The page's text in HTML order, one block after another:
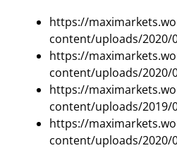
https://
content/uploads/2020/
https://
content/uploads/2020/
https://
content/uploads/2019/
https://
content/uploads/2020/